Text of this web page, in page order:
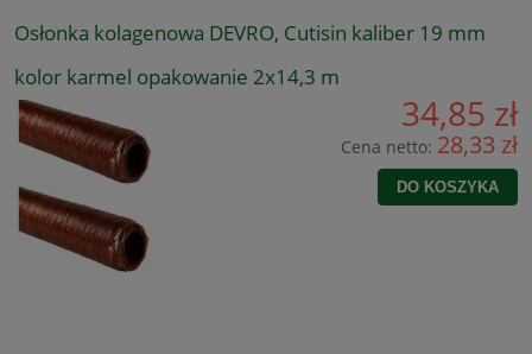
Osłonka kolagenowa DEVRO, Cutisin kaliber 19 mm
kolor karmel opakowanie 2x14,3 m
34,85 zł
Cena netto: 28,33 zł
DO KOSZYKA